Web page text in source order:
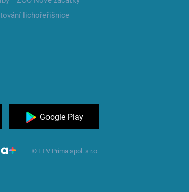
lichořeřišnice
Google Play
© FTV Prima spol. s r.o.